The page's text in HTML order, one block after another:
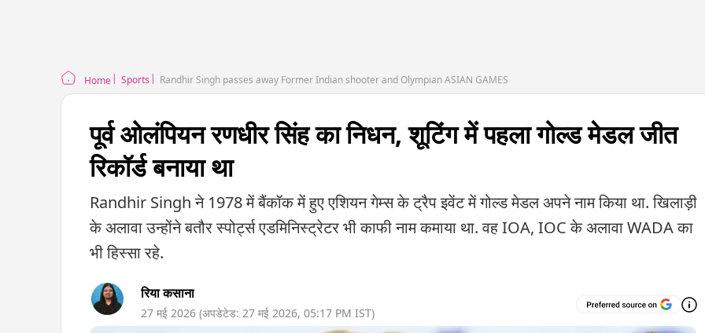
Home Sports Randhir Singh passes away Former Indian shooter and Olympian ASIAN GAMES
पूर्व ओलंपियन रणधीर सिंह का निधन, शूटिंग में पहला गोल्ड मेडल जीत
रिकॉर्ड बनाया था
Randhir Singh ने 1978 में बैंकॉक में हुए एशियन गेम्स के ट्रैप इवेंट में गोल्ड मेडल अपने नाम किया था. खिलाड़ी
के अलावा उन्होंने बतौर स्पोर्ट्स एडमिनिस्ट्रेटर भी काफी नाम कमाया था. वह IOA, IOC के अलावा WADA का
भी हिस्सा रहे.
रिया कसाना
27 मई 2026 (अपडेटेड: 27 मई 2026, 05:17 PM IST)